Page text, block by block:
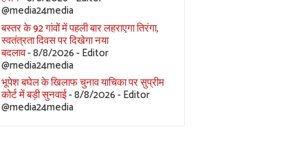
@media24media
बस्तर के 92 गांवों में पहली बार लहराएगा तिरंगा,
स्वतंत्रता दिवस पर दिखेगा नया
बदलाव- 8/8/2026- Editor
@media24media
भूपेश बघेल के खिलाफ चुनाव याचिका पर सुप्रीम
कोर्ट में बड़ी सुनवाई- 8/8/2026- Editor
@media24media